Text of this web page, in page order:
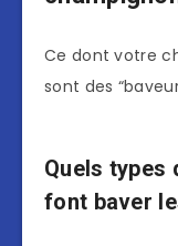
Ce dont votre
sont des
Quels types
font baver